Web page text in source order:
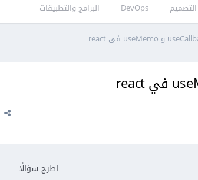
التصميم DevOps البرامج والتطبيقات
اطرح سؤالًا